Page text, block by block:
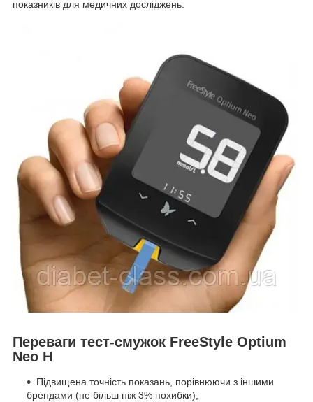
показників для медичних досліджень.
Переваги тест-смужок FreeStyle Optium
Neo H
Підвищена точність показань, порівнюючи з іншими
брендами (не більш ніж 3% похибки);